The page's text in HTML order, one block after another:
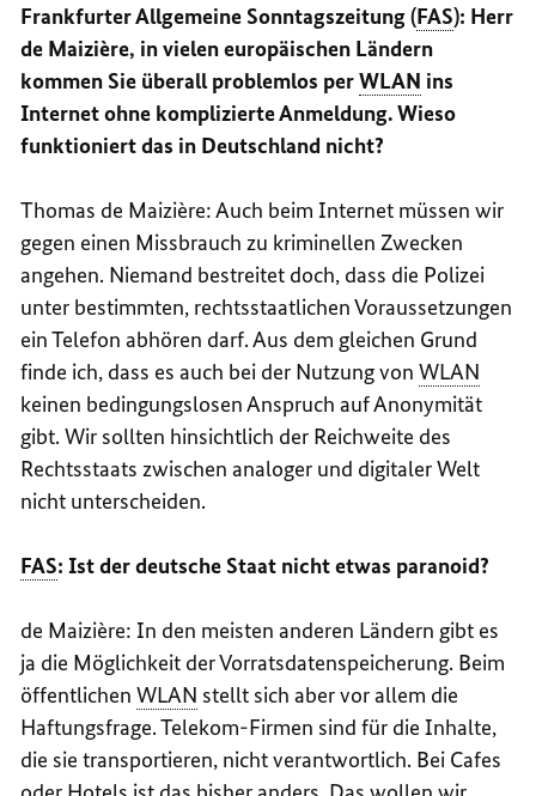
Frankfurter Allgemeine Sonntagszeitung (FAS): Herr
de Maizière, in vielen europäischen Ländern
kommen Sie überall problemlos perWLAN ins
Internet ohne komplizierte Anmeldung. Wieso
funktioniert das in Deutschland nicht?
Thomas de Maizière: Auch beim Internet müssen wir
gegen einen Missbrauch zu kriminellen Zwecken
angehen. Niemand bestreitet doch, dass die Polizei
unter bestimmten, rechtsstaatlichen Voraussetzungen
ein Telefon abhören darf. Aus dem gleichen Grund
finde ich, dass es auch bei der Nutzung vonWLAN
keinen bedingungslosen Anspruch auf Anonymität
gibt. Wir sollten hinsichtlich der Reichweite des
Rechtsstaats zwischen analoger und digitaler Welt
nicht unterscheiden.
FAS: Ist der deutsche Staat nicht etwas paranoid?
de Maizière: In den meisten anderen Ländern gibt es
ja die Möglichkeit der Vorratsdatenspeicherung. Beim
öffentlichenWLAN stellt sich aber vor allem die
Haftungsfrage. Telekom-Firmen sind für die Inhalte,
die sie transportieren, nicht verantwortlich. Bei Cafes